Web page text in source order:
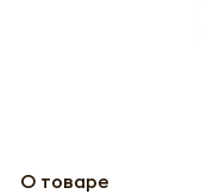
О товаре